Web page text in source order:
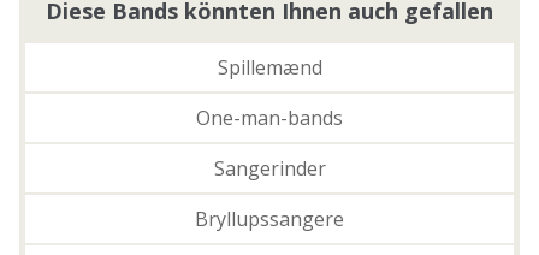
Diese Bands könnten Ihnen auch gefallen
Spillemænd
One-man-bands
Sangerinder
Bryllupssangere